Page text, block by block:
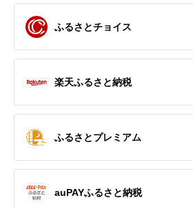
ふるさとチョイス
楽天ふるさと納税
ふるさとプレミアム
auPAYふるさと納税